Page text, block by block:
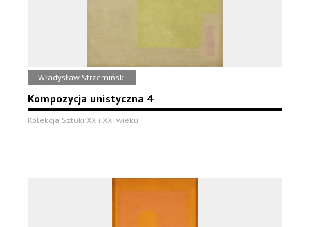
Władysław Strzemiński
Kompozycja unistyczna 4
Kolekcja Sztuki XX i XXI wieku